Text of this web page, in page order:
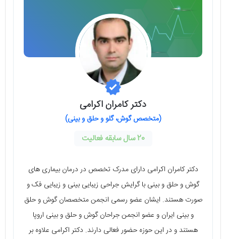
دکتر کامران اکرامی
(متخصص گوش، گلو و حلق و بینی)
20 سال سابقه فعالیت
دکتر کامران اکرامی دارای مدرک تخصص در درمان بیماری های
گوش و حلق و بینی با گرایش جراحی زیبایی بینی و زیبایی فک و
صورت هستند. ایشان عضو رسمی انجمن متخصصان گوش و حلق
و بینی ایران و عضو انجمن جراحان گوش و حلق و بینی اروپا
هستند و در این حوزه حضور فعالی دارند. دکتر اکرامی علاوه بر